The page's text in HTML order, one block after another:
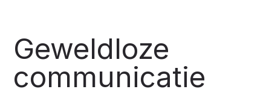
Geweldloze
communicatie